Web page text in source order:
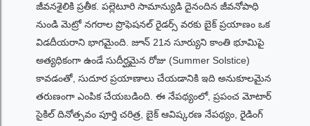
జీవనశైలికి ప్రతీక. పల్లెటూరి సామాన్యుడి దైనందిన జీవనోపాధి
నుండి మెట్రో నగరాల ప్రొఫెషనల్ రైడర్స్ వరకు బైక్ ప్రయాణం ఒక
విడదీయరాని భాగమైంది. జూన్ 21న సూర్యుని కాంతి భూమిపై
అత్యధికంగా ఉండే సుదీర్ఘమైన రోజు (Summer Solstice)
కావడంతో, సుదూర ప్రయాణాలు చేయడానికి ఇది అనుకూలమైన
తరుణంగా ఎంపిక చేయబడింది. ఈ నేపథ్యంలో, ప్రపంచ మోటార్
సైకిల్ దినోత్సవం పూర్తి చరిత్ర, బైక్ ఆవిష్కరణ నేపథ్యం, రైడింగ్